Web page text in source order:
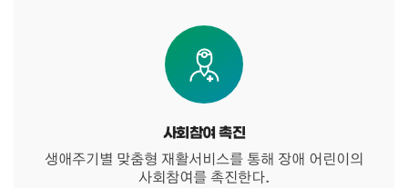
사회참여 촉진
생애주기별 맞춤형 재활서비스를 통해 장애 어린이의
사회참여를 촉진한다.